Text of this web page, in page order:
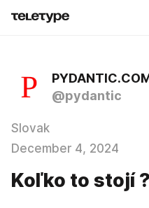
@pydantic
Slovak
December 4, 2024
Koľko to stojí ?